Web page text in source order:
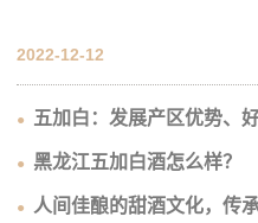
2022-12-12
五加白：发展产区优势、
黑龙江五加白酒怎么样？
人间佳酿的甜酒文化，传